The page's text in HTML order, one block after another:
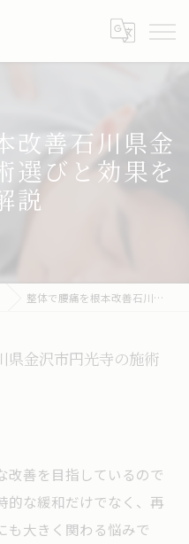
改善石川県金
選びと効果を
説
整体で腰痛を根本改善石川県金沢市円光寺の施術選びと効果を徹底解説
県金沢市円光寺の施術
改善を目指しているので
的な緩和だけでなく、再
も大きく関わる悩みで